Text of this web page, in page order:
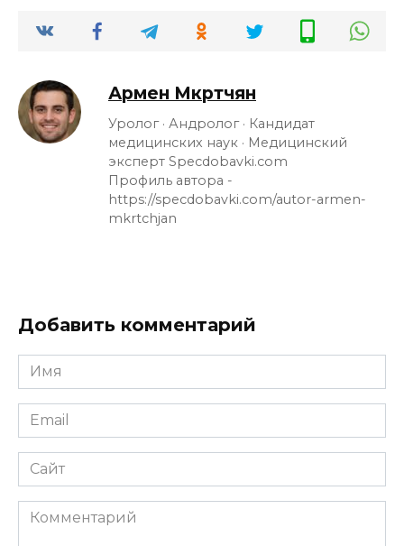
Армен Мкртчян
Уролог · Андролог · Кандидат
медицинских наук · Медицинский
эксперт Specdobavki.com
Профиль автора -
https://specdobavki.com/autor-armen-
mkrtchjan
Добавить комментарий
Имя
Email
Сайт
Комментарий